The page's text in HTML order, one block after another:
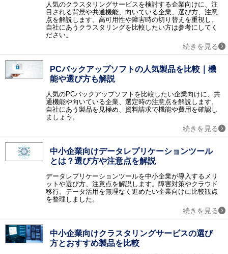
ストレージ / サーバ / シンクライアント / KVMスイッチ / UPS / PDU
ネットワークインフラ
CTI / ロードバランサ / 電話会議 / リモートアクセス / ネットワーク機器 / テレビ会議 / Web会議 / 無線LAN構築 / アプリケーションデリバリコントローラ / ウェビナー・Webセミナーツール / 法人PC
その他のセキュリティ
データセンター
データセンターソリューション / ホスティング / ハウジング
データ管理
運用管理
設計開発
サーバ仮想化 / ストレージ仮想化 / デスクトップ仮想化 / アプリケーション仮想化 / ネットワーク仮想化
監視
ネットワーク監視 / サーバ運用監視 / ログ監視 / トラフィック監視 / MSPサービス（運用監視代行）
人気のクラスタリングサービスを検討する企業向けに、注
目される背景や共通機能、向いている企業、選び方、注意
点を解説します。高可用性や障害時の切り替えを重視し、
自社にあうクラスタリングを比較したい方は参考にしてく
ださい。
続きを見る
PCバックアップソフトの人気製品を比較｜機
能や選び方も解説
人気のPCバックアップソフトを比較したい企業向けに、共
通機能や向いている企業、選定時の注意点を解説します。
自社にあう製品を見極め、資料請求で機能や費用を確認し
ましょう。
続きを見る
中小企業向けデータレプリケーションツール
とは？選び方や注意点を解説
データレプリケーションツールを中小企業が導入するメリ
ットや選び方、注意点を解説します。障害対策やクラウド
移行、データ活用を無理なく進めたい企業向けに比較観点
を整理しました。
続きを見る
中小企業向けクラスタリングサービスの選び
方とおすすめ製品を比較